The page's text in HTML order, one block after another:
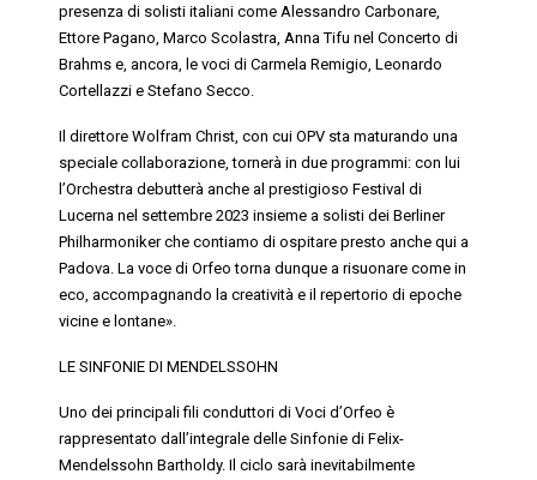
presenza di solisti italiani come Alessandro Carbonare,
Ettore Pagano, Marco Scolastra, Anna Tifu nel Concerto di
Brahms e, ancora, le voci di Carmela Remigio, Leonardo
Cortellazzi e Stefano Secco.
Il direttore Wolfram Christ, con cui OPV sta maturando una
speciale collaborazione, tornerà in due programmi: con lui
l’Orchestra debutterà anche al prestigioso Festival di
Lucerna nel settembre 2023 insieme a solisti dei Berliner
Philharmoniker che contiamo di ospitare presto anche qui a
Padova. La voce di Orfeo torna dunque a risuonare come in
eco, accompagnando la creatività e il repertorio di epoche
vicine e lontane».
LE SINFONIE DI MENDELSSOHN
Uno dei principali fili conduttori diVoci d’Orfeo è
rappresentato dall’integrale delle Sinfonie di Felix-
Mendelssohn Bartholdy. Il ciclo sarà inevitabilmente